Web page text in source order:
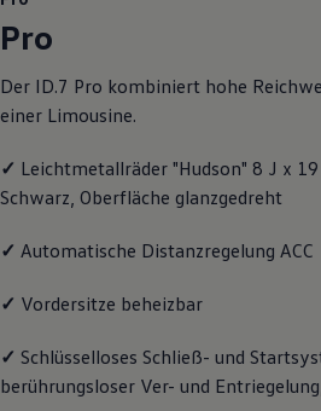
Handy und
Vorgängermodelle
Volkswagen
Assistenzsysteme
Digitale
Magazin
Transport
Familie
Elektromobilität
Pro
Der ID.7 Pro kombiniert hohe
einer Limousine.
✓ Leichtmetallräder "Hudson" 8 J x
Schwarz, Oberfläche glanzgedreht
✓ Automatische Distanzregelung ACC
✓ Vordersitze beheizbar
✓ Schlüsselloses Schließ- und
berührungsloser Ver- und